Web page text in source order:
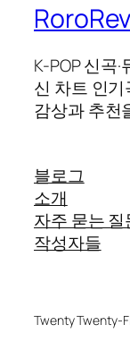
K-POP 신곡
신 차트 인
감상과 추천
블로그
소개
자주 묻는 질
작성자들
Twenty Twenty-